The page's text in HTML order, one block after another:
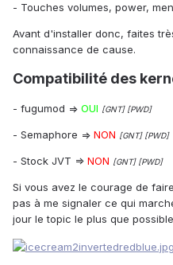
- Touches volumes, power,
Avant d'installer donc, faites
connaissance de cause.
Compatibilité des
- fugumod => OUI [GNT] [PWD]
- Semaphore => NON [GNT] [PWD]
- Stock JVT => NON [GNT] [PWD]
Si vous avez le courage de
pas à me signaler ce qui
jour le topic le plus que